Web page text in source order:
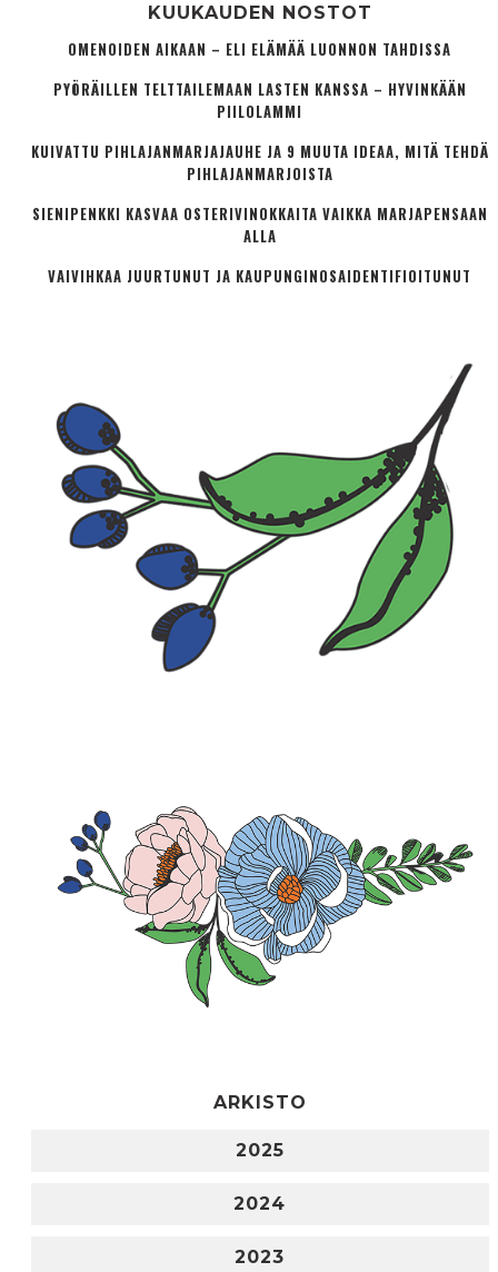
KUUKAUDEN NOSTOT
OMENOIDEN AIKAAN – ELI ELÄMÄÄ LUONNON TAHDISSA
PYÖRÄILLEN TELTTAILEMAAN LASTEN KANSSA – HYVINKÄÄN
PIILOLAMMI
KUIVATTU PIHLAJANMARJAJAUHE JA 9 MUUTA IDEAA, MITÄ TEHDÄ
PIHLAJANMARJOISTA
SIENIPENKKI KASVAA OSTERIVINOKKAITA VAIKKA MARJAPENSAAN
ALLA
VAIVIHKAA JUURTUNUT JA KAUPUNGINOSA­IDENTIFIOITUNUT
ARKISTO
2025
2024
2023